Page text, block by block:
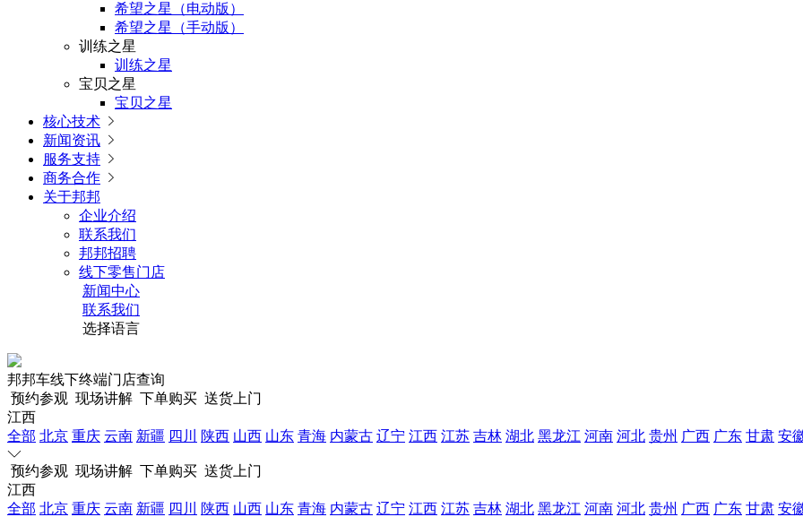
希望之星（电动版）
希望之星（手动版）
训练之星
训练之星
宝贝之星
宝贝之星
核心技术 
新闻资讯 
服务支持 
商务合作 
关于邦邦
企业介绍
联系我们
邦邦招聘
线下零售门店
新闻中心
联系我们
选择语言
邦邦车线下终端门店查询
预约参观 现场讲解 下单购买 送货上门
江西
全部 北京 重庆 云南 新疆 四川 陕西 山西 山东 青海 内蒙古 辽宁 江西 江苏 吉林 湖北 黑龙江 河南 河北 贵州 广西 广东 甘肃 安
预约参观 现场讲解 下单购买 送货上门
江西
全部 北京 重庆 云南 新疆 四川 陕西 山西 山东 青海 内蒙古 辽宁 江西 江苏 吉林 湖北 黑龙江 河南 河北 贵州 广西 广东 甘肃 安